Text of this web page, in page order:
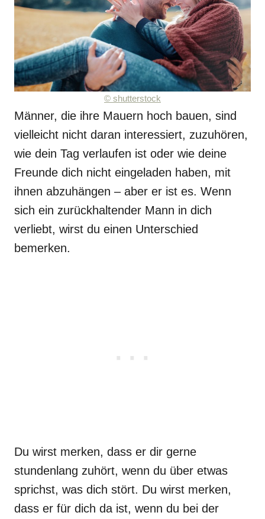
© shutterstock
Männer, die ihre Mauern hoch bauen, sind
vielleicht nicht daran interessiert, zuzuhören,
wie dein Tag verlaufen ist oder wie deine
Freunde dich nicht eingeladen haben, mit
ihnen abzuhängen – aber er ist es. Wenn
sich ein zurückhaltender Mann in dich
verliebt, wirst du einen Unterschied
bemerken.
Du wirst merken, dass er dir gerne
stundenlang zuhört, wenn du über etwas
sprichst, was dich stört. Du wirst merken,
dass er für dich da ist, wenn du bei der